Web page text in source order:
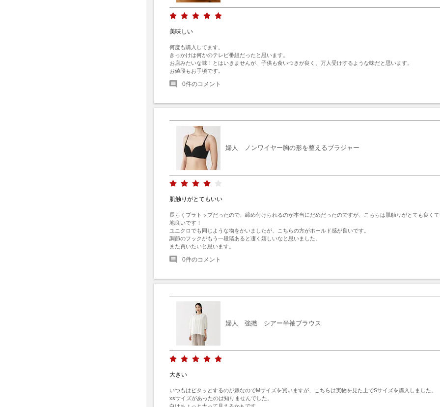
美味しい
何度も購入してます。
きっかけは何かのテレビ番組だったと思います。
お店みたいな味！とはいきませんが、子供も食いつきが良く、万人受けするような味だと思います。
お値段もお手頃です。
0件のコメント
婦人 ノンワイヤー胸の形を整えるブラジャー
肌触りがとてもいい
長らくブラトップだったので、締め付けられるのが本当にだめだったのですが、こちらは肌触りがとても良く
地良いです！
ユニクロでも同じような物をかいましたが、こちらの方がホールド感が良いです。
調節のフックがもう一段階あると凄く嬉しいなと思いました。
また買いたいと思います。
0件のコメント
婦人 強撚 シアー半袖ブラウス
大きい
いつもはピタッとするのが嫌なのでMサイズを買いますが、こちらは実物を見た上でSサイズを購入しました。
xsサイズがあったのは知りませんでした。
白はちょっと太って見えるかもです。